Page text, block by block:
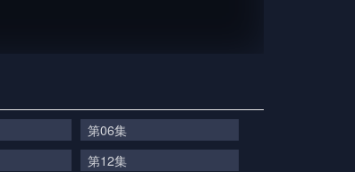
第06集
第12集